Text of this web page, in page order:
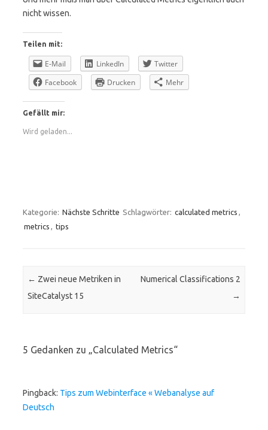
nicht wissen.
Teilen mit:
E-Mail LinkedIn
Twitter
Facebook
Drucken Mehr
Gefällt mir:
Wird geladen...
Kategorie: Nächste Schritte Schlagwörter: calculated metrics ,
metrics , tips
Beitrags-Navigation
← Zwei neue Metriken in
SiteCatalyst 15
Numerical Classifications 2
→
5 Gedanken zu „Calculated Metrics“
Pingback: Tips zum Webinterface « Webanalyse auf
Deutsch